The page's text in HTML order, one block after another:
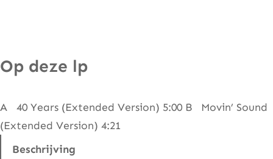
a
d
c
Op deze lp
A 40 Years (Extended Version) 5:00 B Movin’ Sound
(Extended Version) 4:21
Beschrijving